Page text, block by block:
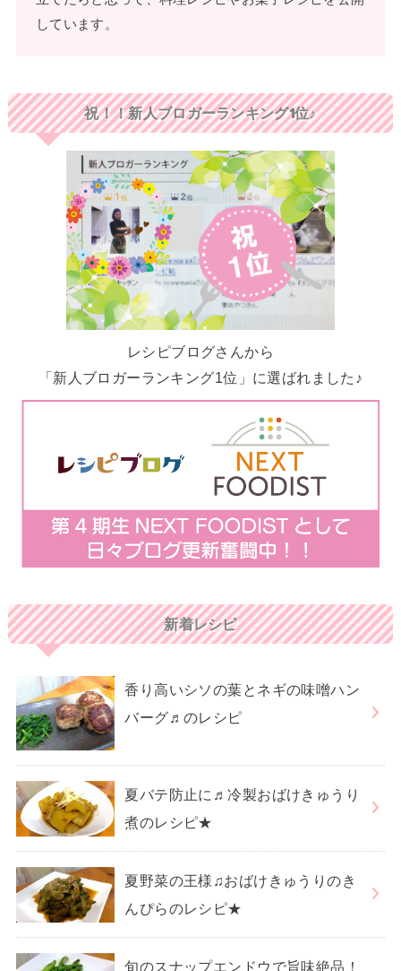
しています。
祝！！新人ブロガーランキング1位♪
レシピブログさんから
「新人ブロガーランキング1位」に選ばれました♪
新着レシピ
香り高いシソの葉とネギの味噌ハン
バーグ♬のレシピ
夏バテ防止に♬冷製おばけきゅうり
煮のレシピ★
夏野菜の王様♫おばけきゅうりのき
んぴらのレシピ★
旬のスナップエンドウで旨味絶品！